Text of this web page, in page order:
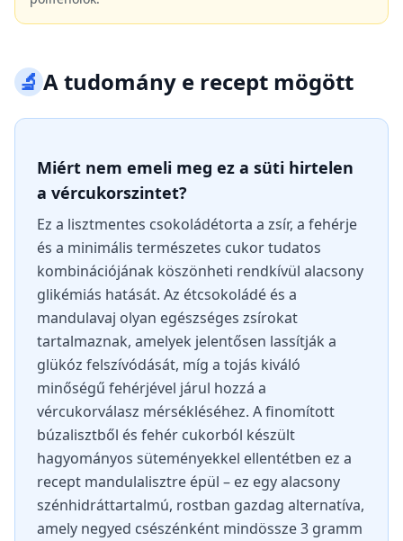
🔬A tudomány e recept mögött
Miért nem emeli meg ez a süti hirtelen
a vércukorszintet?
Ez a lisztmentes csokoládétorta a zsír, a fehérje
és a minimális természetes cukor tudatos
kombinációjának köszönheti rendkívül alacsony
glikémiás hatását. Az étcsokoládé és a
mandulavaj olyan egészséges zsírokat
tartalmaznak, amelyek jelentősen lassítják a
glükóz felszívódását, míg a tojás kiváló
minőségű fehérjével járul hozzá a
vércukorválasz mérsékléséhez. A finomított
búzalisztből és fehér cukorból készült
hagyományos süteményekkel ellentétben ez a
recept mandulalisztre épül – ez egy alacsony
szénhidráttartalmú, rostban gazdag alternatíva,
amely negyed csészénként mindössze 3 gramm